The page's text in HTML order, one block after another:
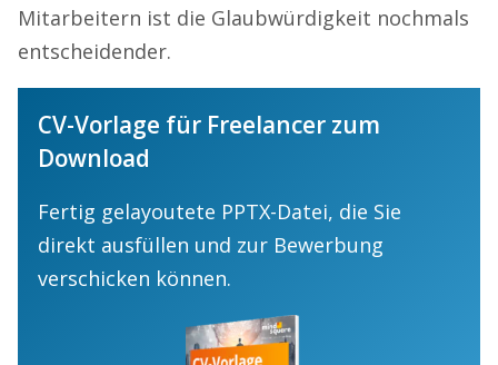
Mitarbeitern ist die Glaubwürdigkeit nochmals
entscheidender.
CV-Vorlage für Freelancer zum
Download
Fertig gelayoutete PPTX-Datei, die Sie
direkt ausfüllen und zur Bewerbung
verschicken können.